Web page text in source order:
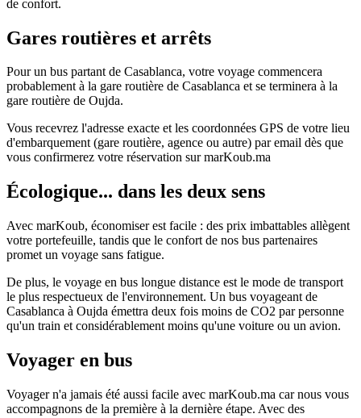
de confort.
Gares routières et arrêts
Pour un bus partant de Casablanca, votre voyage commencera
probablement à la gare routière de Casablanca et se terminera à la
gare routière de Oujda.
Vous recevrez l'adresse exacte et les coordonnées GPS de votre lieu
d'embarquement (gare routière, agence ou autre) par email dès que
vous confirmerez votre réservation sur marKoub.ma
Écologique... dans les deux sens
Avec marKoub, économiser est facile : des prix imbattables allègent
votre portefeuille, tandis que le confort de nos bus partenaires
promet un voyage sans fatigue.
De plus, le voyage en bus longue distance est le mode de transport
le plus respectueux de l'environnement. Un bus voyageant de
Casablanca à Oujda émettra deux fois moins de CO2 par personne
qu'un train et considérablement moins qu'une voiture ou un avion.
Voyager en bus
Voyager n'a jamais été aussi facile avec marKoub.ma car nous vous
accompagnons de la première à la dernière étape. Avec des